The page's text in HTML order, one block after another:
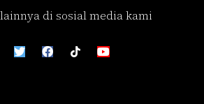
di sosial media kami